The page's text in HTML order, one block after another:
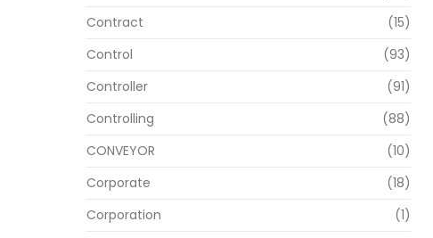
Contract
(15)
Control
(93)
Controller
(91)
Controlling
(88)
CONVEYOR
(10)
Corporate
(18)
Corporation
(1)